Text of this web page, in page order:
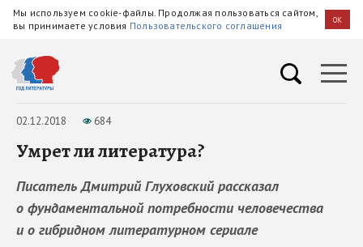
Мы используем cookie-файлы. Продолжая пользоваться сайтом,
вы принимаете условия Пользовательского соглашения OK
02.12.2018 684
Умрет ли литература?
Писатель Дмитрий Глуховский рассказал
о фундаментальной потребности человечества
и о гибридном литературном сериале